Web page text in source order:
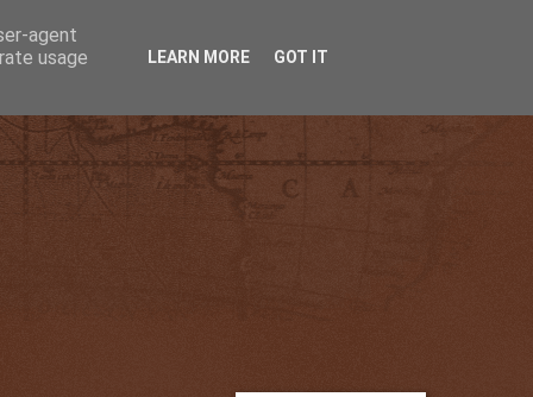
agent
usage
LEARN MORE GOT IT